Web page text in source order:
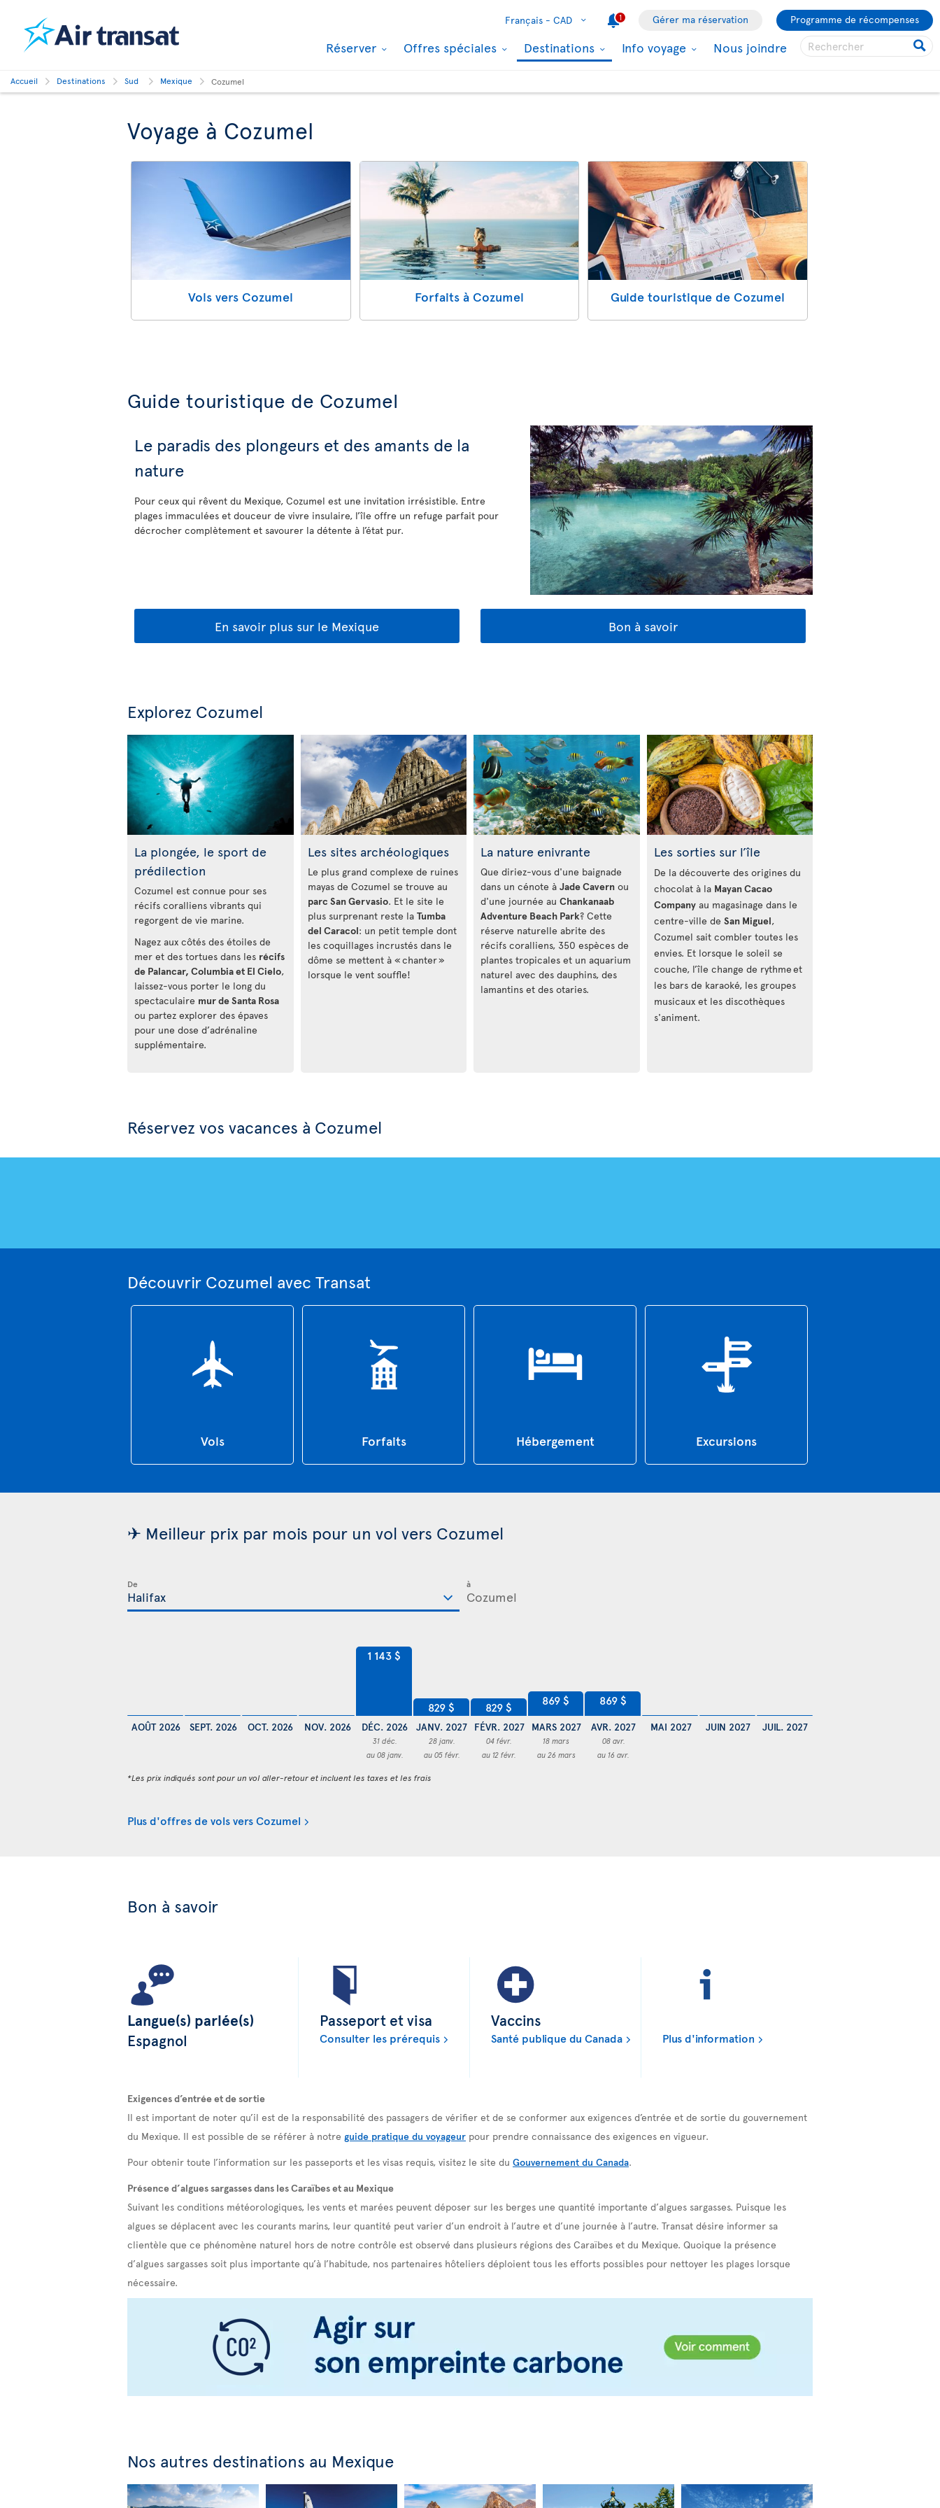
Français - CAD 1 Gérer ma réservation Programme de récompenses
Réserver Offres spéciales Destinations Info voyage Nous joindre
Accueil Destinations Sud Mexique Cozumel
Voyage à Cozumel
Vols vers Cozumel Forfaits à Cozumel Guide touristique de Cozumel
Guide touristique de Cozumel
Le paradis des plongeurs et des amants de la
nature
Pour ceux qui rêvent du Mexique, Cozumel est une invitation irrésistible. Entre
plages immaculées et douceur de vivre insulaire, l’île offre un refuge parfait pour
décrocher complètement et savourer la détente à l’état pur.
En savoir plus sur le Mexique Bon à savoir
Explorez Cozumel
La plongée, le sport de
prédilection
Cozumel est connue pour ses
récifs coralliens vibrants qui
regorgent de vie marine.
Nagez aux côtés des étoiles de
mer et des tortues dans les récifs
de Palancar, Columbia et El Cielo,
laissez-vous porter le long du
spectaculaire mur de Santa Rosa
ou partez explorer des épaves
pour une dose d’adrénaline
supplémentaire.
Les sites archéologiques
Le plus grand complexe de ruines
mayas de Cozumel se trouve au
parc San Gervasio. Et le site le
plus surprenant reste la Tumba
del Caracol: un petit temple dont
les coquillages incrustés dans le
dôme se mettent à « chanter »
lorsque le vent souffle!
La nature enivrante
Que diriez-vous d'une baignade
dans un cénote à Jade Cavern ou
d'une journée au Chankanaab
Adventure Beach Park? Cette
réserve naturelle abrite des
récifs coralliens, 350 espèces de
plantes tropicales et un aquarium
naturel avec des dauphins, des
lamantins et des otaries.
Les sorties sur l’île
De la découverte des origines du
chocolat à la Mayan Cacao
Companyau magasinage dans le
centre-ville de San Miguel,
Cozumel sait combler toutes les
envies. Et lorsque le soleil se
couche, l’île change de rythme et
les bars de karaoké, les groupes
musicaux et les discothèques
s'animent.
Réservez vos vacances à Cozumel
Découvrir Cozumel avec Transat
Vols Forfaits Hébergement Excursions
✈ Meilleur prix par mois pour un vol vers Cozumel
De à
AOÛT 2026 SEPT. 2026 OCT. 2026 NOV. 2026
1 143 $
DÉC. 2026
31 déc.
au 08 janv.
829 $
JANV. 2027
28 janv.
au 05 févr.
829 $
FÉVR. 2027
04 févr.
au 12 févr.
869 $
MARS 2027
18 mars
au 26 mars
869 $
AVR. 2027
08 avr.
au 16 avr.
MAI 2027 JUIN 2027 JUIL. 2027
*Les prix indiqués sont pour un vol aller-retour et incluent les taxes et les frais
Plus d'offres de vols vers Cozumel
Bon à savoir
Langue(s) parlée(s)
Espagnol
Passeport et visa
Consulter les prérequis
Vaccins
Santé publique du Canada Plus d'information
Exigences d’entrée et de sortie
Il est important de noter qu’il est de la responsabilité des passagers de vérifier et de se conformer aux exigences d’entrée et de sortie du gouvernement
du Mexique. Il est possible de se référer à notre guide pratique du voyageur pour prendre connaissance des exigences en vigueur.
Pour obtenir toute l’information sur les passeports et les visas requis, visitez le site du Gouvernement du Canada.
Présence d’algues sargasses dans les Caraïbes et au Mexique
Suivant les conditions météorologiques, les vents et marées peuvent déposer sur les berges une quantité importante d’algues sargasses. Puisque les
algues se déplacent avec les courants marins, leur quantité peut varier d’un endroit à l’autre et d’une journée à l’autre. Transat désire informer sa
clientèle que ce phénomène naturel hors de notre contrôle est observé dans plusieurs régions des Caraïbes et du Mexique. Quoique la présence
d’algues sargasses soit plus importante qu’à l’habitude, nos partenaires hôteliers déploient tous les efforts possibles pour nettoyer les plages lorsque
nécessaire.
Nos autres destinations au Mexique